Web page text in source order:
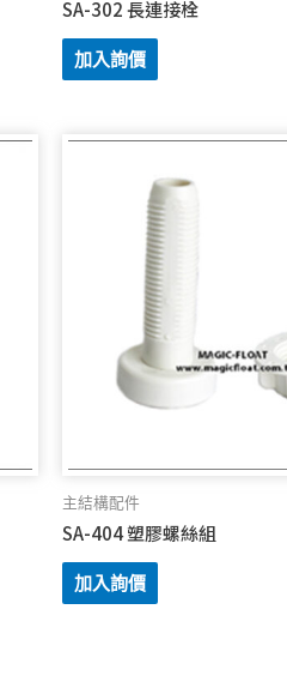
SA-302 長連接栓
加入詢價
主結構配件
SA-404 塑膠螺絲組
加入詢價